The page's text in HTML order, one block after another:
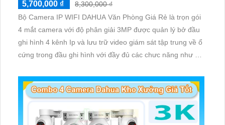
5,700,000 ₫
8,300,000 ₫
Bộ Camera IP WIFI DAHUA Văn Phòng Giá Rẻ là trọn gói
4 mắt camera với độ phân giải 3MP được quản lý bở đầu
ghi hình 4 kênh Ip và lưu trữ video giám sát tập trung về ổ
cứng trong đầu ghi hình với đầy đủ các chưc năng như AI
giám sát có màu vào ban đêm